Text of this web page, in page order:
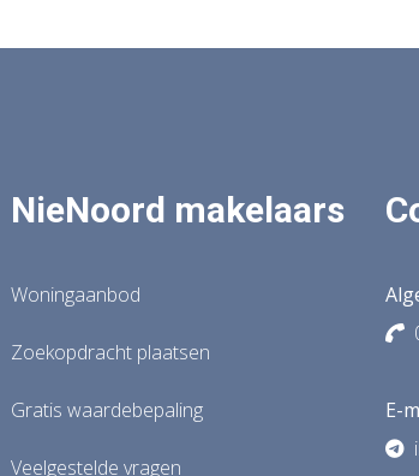
NieNoord makelaars
Woningaanbod
Zoekopdracht plaatsen
Gratis waardebepaling
Veelgestelde vragen
E-